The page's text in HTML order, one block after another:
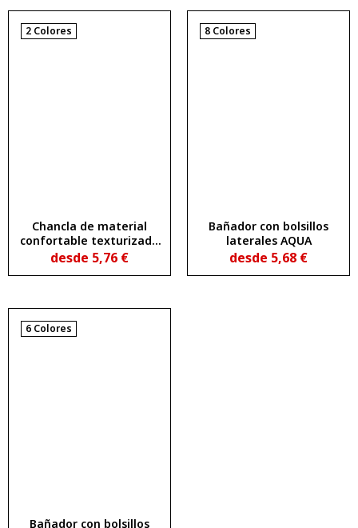
2 Colores
Chancla de material
confortable texturizado
en una sola pieza PHELPS
desde 5,76 €
8 Colores
Bañador con bolsillos
laterales AQUA
desde 5,68 €
6 Colores
Bañador con bolsillos